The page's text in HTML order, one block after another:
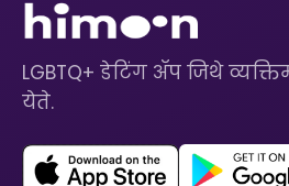
LGBTQ+ डेटिंग ॲप जिथे
येते.